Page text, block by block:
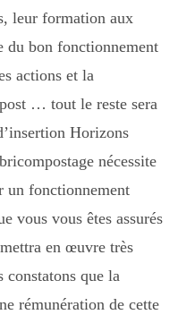
leur formation aux
du bon fonctionnement
actions et la
… tout le reste sera
Horizons
nécessite
un fonctionnement
vous vous êtes assurés
en œuvre très
constatons que la
rémunération de cette